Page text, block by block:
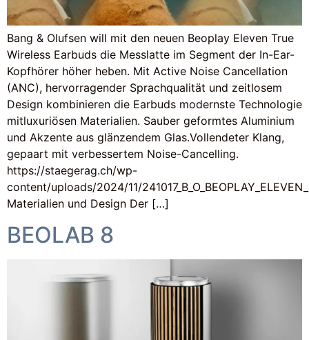
Bang & Olufsen will mit den neuen Beoplay Eleven True
Wireless Earbuds die Messlatte im Segment der In-Ear-
Kopfhörer höher heben. Mit Active Noise Cancellation
(ANC), hervorragender Sprachqualität und zeitlosem
Design kombinieren die Earbuds modernste Technologie
mitluxuriösen Materialien. Sauber geformtes Aluminium
und Akzente aus glänzendem Glas.Vollendeter Klang,
gepaart mit verbessertem Noise-Cancelling.
https://staegerag.ch/wp-
content/uploads/2024/11/
Materialien und Design Der […]
BEOLAB 8